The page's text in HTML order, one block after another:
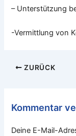
– Unterstützung
-Vermittlung von
ZURÜCK
Kommentar
Deine E-Mail-